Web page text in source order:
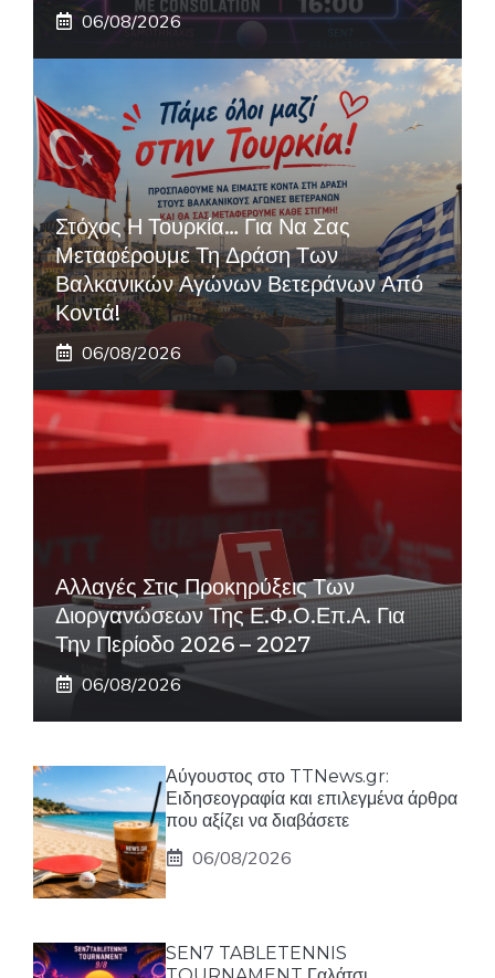
06/08/2026
Στόχος Η Τουρκία… Για Να Σας
Μεταφέρουμε Τη Δράση Των
Βαλκανικών Αγώνων Βετεράνων Από
Κοντά!
06/08/2026
Αλλαγές Στις Προκηρύξεις Των
Διοργανώσεων Της Ε.Φ.Ο.Επ.Α. Για
Την Περίοδο 2026 – 2027
06/08/2026
Αύγουστος στο TTNews.gr:
Ειδησεογραφία και επιλεγμένα άρθρα
που αξίζει να διαβάσετε
06/08/2026
SEN7 TABLETENNIS